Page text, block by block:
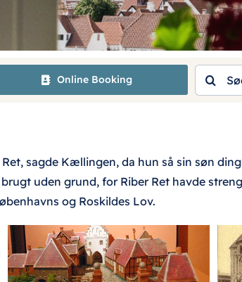
Online Booking
Søg
efter:
sagde Kællingen, da hun så sin søn
uden grund, for Riber Ret havde
og Roskildes Lov.